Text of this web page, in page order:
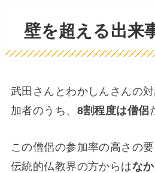
壁を超える出来
武田さんとわかしんさんの
加者のうち、 8割程度は僧侶
この僧侶の参加率の高さの
伝統的仏教界の方からはな